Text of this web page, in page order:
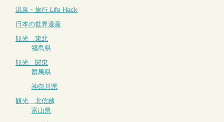
温泉・旅行 Life Hack
日本の世界遺産
観光 東北
福島県
観光 関東
群馬県
神奈川県
観光 北信越
富山県